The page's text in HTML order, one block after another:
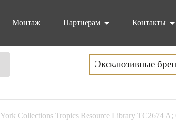
Монтаж Партнерам Контакты
Эксклюзивные
York Collections Tropics Resource Library TC2674 A;